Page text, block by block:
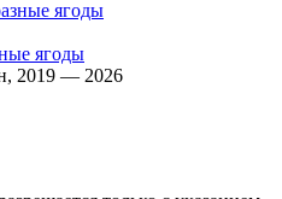
ягоды
2019 — 2026